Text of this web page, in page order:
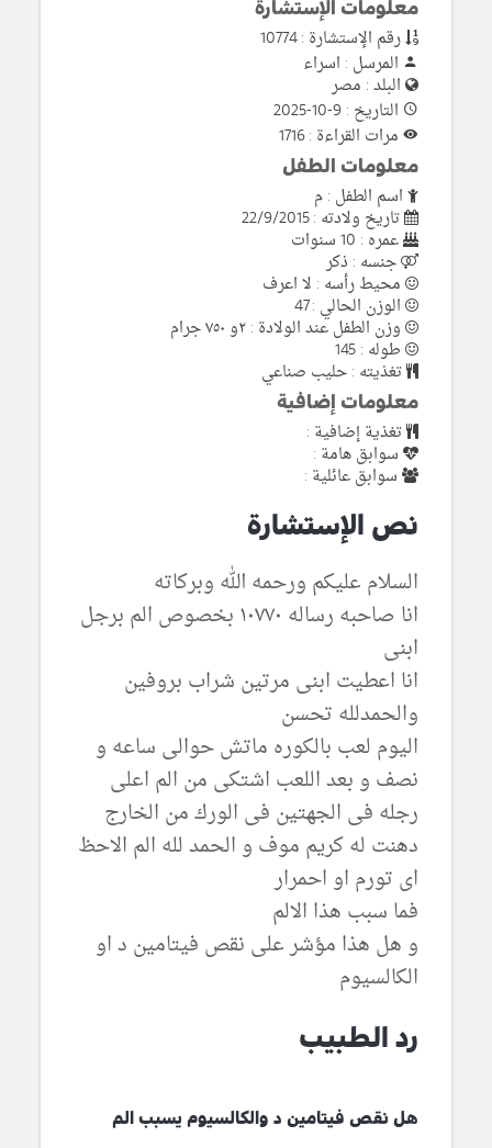
معلومات الإستشارة
رقم الإستشارة : 10774
المرسل : اسراء
البلد : مصر
التاريخ : 9-10-2025
مرات القراءة : 1716
معلومات الطفل
اسم الطفل : م
تاريخ ولادته : 22/9/2015
عمره : 10 سنوات
جنسه : ذكر
محيط رأسه : لا اعرف
الوزن الحالي : 47
وزن الطفل عند الولادة : ٢و ٧٥٠ جرام
طوله : 145
تغذيته : حليب صناعي
معلومات إضافية
تغذية إضافية :
سوابق هامة :
سوابق عائلية :
نص الإستشارة
السلام عليكم ورحمه الله وبركاته
انا صاحبه رساله ١٠٧٧٠ بخصوص الم برجل
ابنى
انا اعطيت ابنى مرتين شراب بروفين
والحمدلله تحسن
اليوم لعب بالكوره ماتش حوالى ساعه و
نصف و بعد اللعب اشتكى من الم اعلى
رجله فى الجهتين فى الورك من الخارج
دهنت له كريم موف و الحمد لله الم الاحظ
اى تورم او احمرار
فما سبب هذا الالم
و هل هذا مؤشر على نقص فيتامين د او
الكالسيوم
رد الطبيب
هل نقص فيتامين د والكالسيوم يسبب الم